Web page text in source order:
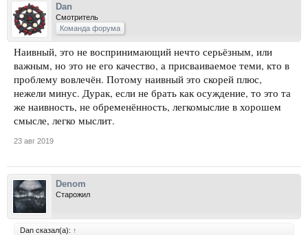
Dan
Смотритель
Команда форума
Наивный, это не воспринимающий нечто серьёзным, или
важным, но это не его качество, а присваиваемое теми, кто в
проблему вовлечён. Потому наивный это скорей плюс,
нежели минус. Дурак, если не брать как осуждение, то это та
же наивность, не обременённость, легкомыслие в хорошем
смысле, легко мыслит.
23 авг 2019
Denom
Старожил
Dan сказал(а): ↑